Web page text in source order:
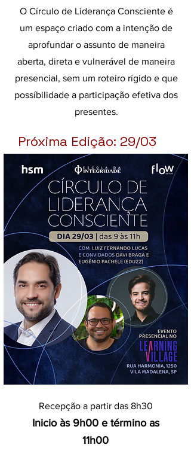
O Círculo de Liderança Consciente é
um espaço criado com a intenção de
aprofundar o assunto de maneira
aberta, direta e vulnerável de maneira
presencial, sem um roteiro rígido e que
possíbilidade a participação efetiva dos
presentes.
Recepção a partir das 8h30
Inicio às 9h00 e término as
11h00
Próxima Edição: 29/03